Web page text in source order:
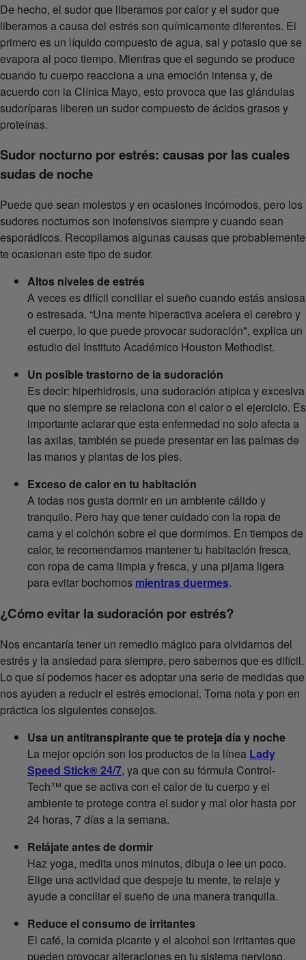
De hecho, el sudor que liberamos por calor y el sudor que
liberamos a causa del estrés son químicamente diferentes. El
primero es un líquido compuesto de agua, sal y potasio que se
evapora al poco tiempo. Mientras que el segundo se produce
cuando tu cuerpo reacciona a una emoción intensa y, de
acuerdo con la Clínica Mayo, esto provoca que las glándulas
sudoríparas liberen un sudor compuesto de ácidos grasos y
proteínas.
Sudor nocturno por estrés: causas por las cuales
sudas de noche
Puede que sean molestos y en ocasiones incómodos, pero los
sudores nocturnos son inofensivos siempre y cuando sean
esporádicos. Recopilamos algunas causas que probablemente
te ocasionan este tipo de sudor.
Altos niveles de estrés
A veces es difícil conciliar el sueño cuando estás ansiosa
o estresada. “Una mente hiperactiva acelera el cerebro y
el cuerpo, lo que puede provocar sudoración", explica un
estudio del Instituto Académico Houston Methodist.
Un posible trastorno de la sudoración
Es decir: hiperhidrosis, una sudoración atípica y excesiva
que no siempre se relaciona con el calor o el ejercicio. Es
importante aclarar que esta enfermedad no solo afecta a
las axilas, también se puede presentar en las palmas de
las manos y plantas de los pies.
Exceso de calor en tu habitación
A todas nos gusta dormir en un ambiente cálido y
tranquilo. Pero hay que tener cuidado con la ropa de
cama y el colchón sobre el que dormimos. En tiempos de
calor, te recomendamos mantener tu habitación fresca,
con ropa de cama limpia y fresca, y una pijama ligera
para evitar bochornos mientras duermes.
¿Cómo evitar la sudoración por estrés?
Nos encantaría tener un remedio mágico para olvidarnos del
estrés y la ansiedad para siempre, pero sabemos que es difícil.
Lo que sí podemos hacer es adoptar una serie de medidas que
nos ayuden a reducir el estrés emocional. Toma nota y pon en
práctica los siguientes consejos.
Usa un antitranspirante que te proteja día y noche
La mejor opción son los productos de la línea Lady
Speed Stick® 24/7, ya que con su fórmula Control-
Tech™ que se activa con el calor de tu cuerpo y el
ambiente te protege contra el sudor y mal olor hasta por
24 horas, 7 días a la semana.
Relájate antes de dormir
Haz yoga, medita unos minutos, dibuja o lee un poco.
Elige una actividad que despeje tu mente, te relaje y
ayude a conciliar el sueño de una manera tranquila.
Reduce el consumo de irritantes
El café, la comida picante y el alcohol son irritantes que
pueden provocar alteraciones en tu sistema nervioso.